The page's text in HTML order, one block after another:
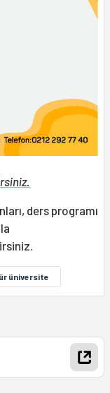
ders programı
üniversite